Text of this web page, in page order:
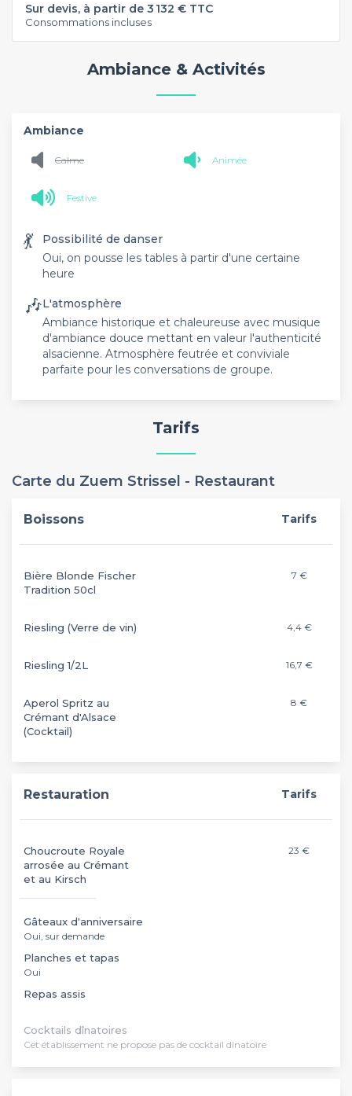
Sur devis, à partir de 3 132 € TTC
Consommations incluses
Ambiance & Activités
Ambiance
Calme Animée
Festive
💃
Possibilité de danser
Oui, on pousse les tables à partir d'une certaine
heure
🎶L'atmosphère
Ambiance historique et chaleureuse avec musique
d'ambiance douce mettant en valeur l'authenticité
alsacienne. Atmosphère feutrée et conviviale
parfaite pour les conversations de groupe.
Tarifs
Carte du Zuem Strissel - Restaurant
Boissons Tarifs
Bière Blonde Fischer
Tradition 50cl
7 €
Riesling (Verre de vin) 4,4 €
Riesling 1/2L 16,7 €
Aperol Spritz au
Crémant d'Alsace
(Cocktail)
8 €
Restauration Tarifs
Choucroute Royale
arrosée au Crémant
et au Kirsch
23 €
Gâteaux d'anniversaire
Oui, sur demande
Planches et tapas
Oui
Repas assis
Cocktails dînatoires
Cet établissement ne propose pas de cocktail dînatoire